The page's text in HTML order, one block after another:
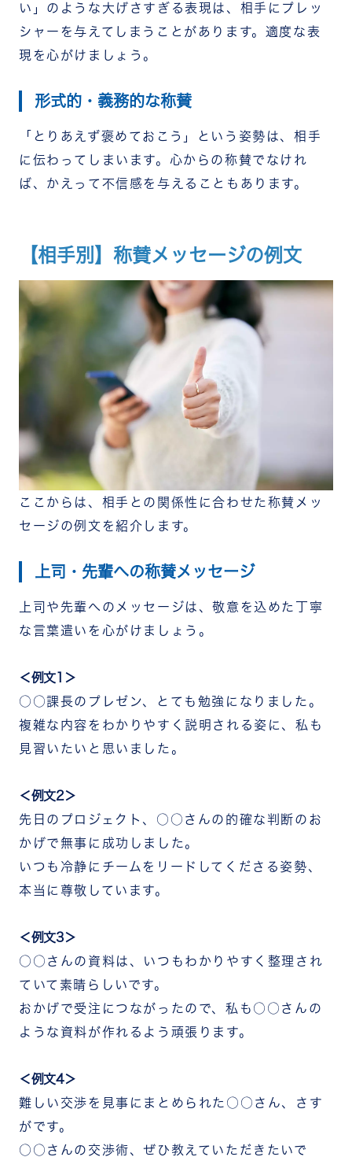
い」のような大げさすぎる表現は、相手にプレッ
シャーを与えてしまうことがあります。適度な表
現を心がけましょう。
形式的・義務的な称賛
「とりあえず褒めておこう」という姿勢は、相手
に伝わってしまいます。心からの称賛でなけれ
ば、かえって不信感を与えることもあります。
【相手別】称賛メッセージの例文
ここからは、相手との関係性に合わせた称賛メッ
セージの例文を紹介します。
上司・先輩への称賛メッセージ
上司や先輩へのメッセージは、敬意を込めた丁寧
な言葉遣いを心がけましょう。
＜例文1＞
○○課長のプレゼン、とても勉強になりました。
複雑な内容をわかりやすく説明される姿に、私も
見習いたいと思いました。
＜例文2＞
先日のプロジェクト、○○さんの的確な判断のお
かげで無事に成功しました。
いつも冷静にチームをリードしてくださる姿勢、
本当に尊敬しています。
＜例文3＞
○○さんの資料は、いつもわかりやすく整理され
ていて素晴らしいです。
おかげで受注につながったので、私も○○さんの
ような資料が作れるよう頑張ります。
＜例文4＞
難しい交渉を見事にまとめられた○○さん、さす
がです。
○○さんの交渉術、ぜひ教えていただきたいで